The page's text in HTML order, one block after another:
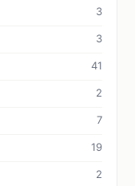
3
3
41
2
7
19
2